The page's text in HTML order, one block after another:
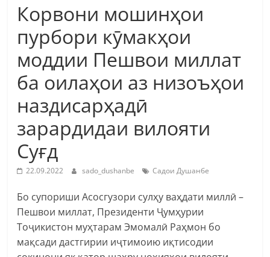
Корвони мошинҳои
пурбори кӯмакҳои
моддии Пешвои миллат
ба оилаҳои аз низоъҳои
наздисарҳадӣ
зарардидаи вилояти
Суғд
22.09.2022 sado_dushanbe Садои Душанбе
Бо супориши Асосгузори сулҳу ваҳдати миллӣ –
Пешвои миллат, Президенти Ҷумҳурии
Тоҷикистон муҳтарам Эмомалӣ Раҳмон бо
мақсади дастгирии иҷтимоию иқтисодии